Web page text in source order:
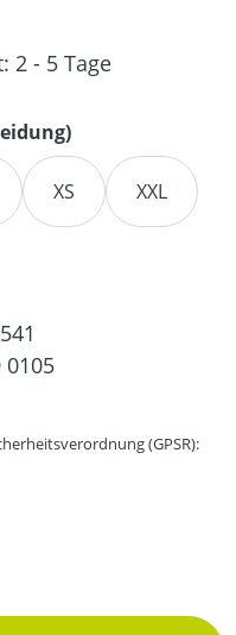
2 - 5 Tage
auswählen
XS XXL
0105
(GPSR):